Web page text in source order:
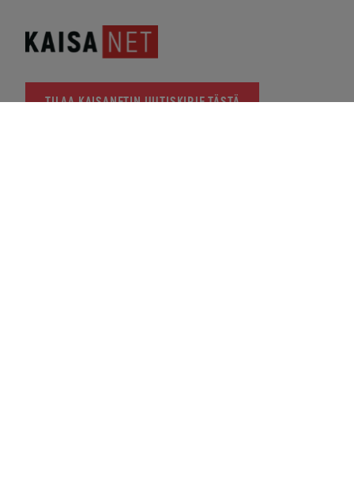
TILAA KAISANETIN UUTISKIRJE TÄSTÄ